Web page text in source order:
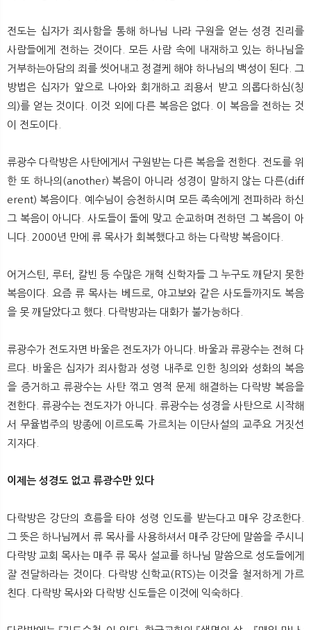
전도는 십자가 죄사함을 통해 하나님 나라 구원을 얻는 성경 진리를
사람들에게 전하는 것이다. 모든 사람 속에 내재하고 있는 하나님을
거부하는아담의 죄를 씻어내고 정결케 해야 하나님의 백성이 된다. 그
방법은 십자가 앞으로 나아와 회개하고 죄용서 받고 의롭다하심(칭
의)를 얻는 것이다. 이것 외에 다른 복음은 없다. 이 복음을 전하는 것
이 전도이다.
류광수 다락방은 사탄에게서 구원받는 다른 복음을 전한다. 전도를 위
한 또 하나의(another) 복음이 아니라 성경이 말하지 않는 다른(diff
erent) 복음이다. 예수님이 승천하시며 모든 족속에게 전파하라 하신
그 복음이 아니다. 사도들이 돌에 맞고 순교하며 전하던 그 복음이 아
니다. 2000년 만에 류 목사가 회복했다고 하는 다락방 복음이다.
어거스틴, 루터, 칼빈 등 수많은 개혁 신학자들 그 누구도 깨닫지 못한
복음이다. 요즘 류 목사는 베드로, 야고보와 같은 사도들까지도 복음
을 못 깨달았다고 했다. 다락방과는 대화가 불가능하다.
류광수가 전도자면 바울은 전도자가 아니다. 바울과 류광수는 전혀 다
르다. 바울은 십자가 죄사함과 성령 내주로 인한 칭의와 성화의 복음
을 증거하고 류광수는 사탄 꺾고 영적 문제 해결하는 다락방 복음을
전한다. 류광수는 전도자가 아니다. 류광수는 성경을 사탄으로 시작해
서 무율법주의 방종에 이르도록 가르치는 이단사설의 교주요 거짓선
지자다.
이제는 성경도 없고 류광수만 있다
다락방은 강단의 흐름을 타야 성령 인도를 받는다고 매우 강조한다.
그 뜻은 하나님께서 류 목사를 사용하셔서 매주 강단에 말씀을 주시니
다락방 교회 목사는 매주 류 목사 설교를 하나님 말씀으로 성도들에게
잘 전달하라는 것이다. 다락방 신학교(RTS)는 이것을 철저하게 가르
친다. 다락방 목사와 다락방 신도들은 이것에 익숙하다.